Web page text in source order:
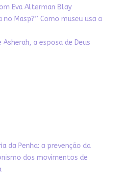
Eva Alterman Blay
Masp?” Como museu usa a
Asherah, a esposa de Deus
da Penha: a prevenção da
dos movimentos de